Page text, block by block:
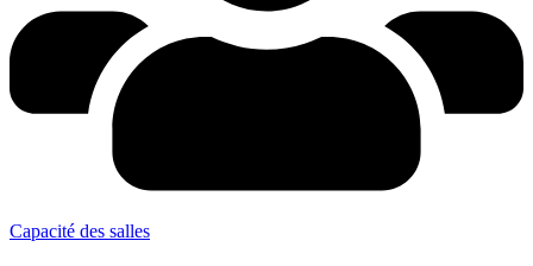
Capacité des salles